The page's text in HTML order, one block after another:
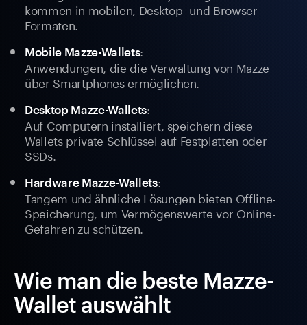
kommen in mobilen, Desktop- und Browser-
Formaten.
Mobile Mazze-Wallets:
Anwendungen, die die Verwaltung von Mazze
über Smartphones ermöglichen.
Desktop Mazze-Wallets:
Auf Computern installiert, speichern diese
Wallets private Schlüssel auf Festplatten oder
SSDs.
Hardware Mazze-Wallets:
Tangem und ähnliche Lösungen bieten Offline-
Speicherung, um Vermögenswerte vor Online-
Gefahren zu schützen.
Wie man die beste Mazze-
Wallet auswählt